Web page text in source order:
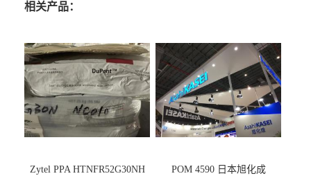
相关产品：
Zytel PPA HTNFR52G30NH POM 4590 日本旭化成